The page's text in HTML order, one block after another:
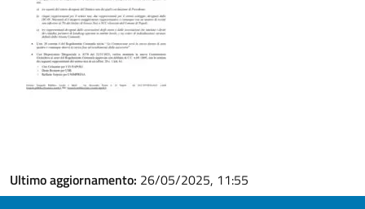
Ultimo aggiornamento: 26/05/2025, 11:55